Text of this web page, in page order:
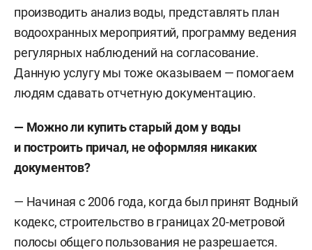
производить анализ воды, представлять план
водоохранных мероприятий, программу ведения
регулярных наблюдений на согласование.
Данную услугу мы тоже оказываем — помогаем
людям сдавать отчетную документацию.
— Можно ли купить старый дом у воды
и построить причал, не оформляя никаких
документов?
— Начиная с 2006 года, когда был принят Водный
кодекс, строительство в границах 20-метровой
полосы общего пользования не разрешается.